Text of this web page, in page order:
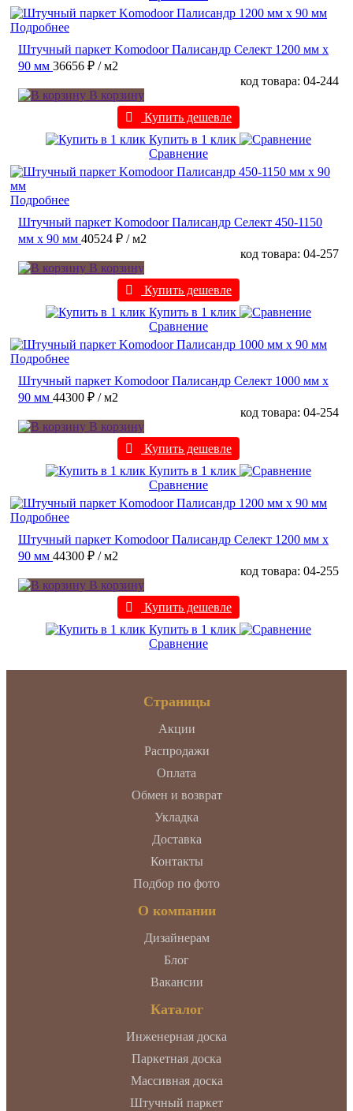
Подробнее
Штучный паркет Komodoor Палисандр Селект 1200 мм х
90 мм 36656 ₽ / м2
код товара: 04-244
В корзину
Купить дешевле
Купить в 1 клик
Сравнение
Подробнее
Штучный паркет Komodoor Палисандр Селект 450-1150
мм х 90 мм 40524 ₽ / м2
код товара: 04-257
В корзину
Купить дешевле
Купить в 1 клик
Сравнение
Подробнее
Штучный паркет Komodoor Палисандр Селект 1000 мм х
90 мм 44300 ₽ / м2
код товара: 04-254
В корзину
Купить дешевле
Купить в 1 клик
Сравнение
Подробнее
Штучный паркет Komodoor Палисандр Селект 1200 мм х
90 мм 44300 ₽ / м2
код товара: 04-255
В корзину
Купить дешевле
Купить в 1 клик
Сравнение
Страницы
Акции
Распродажи
Оплата
Обмен и возврат
Укладка
Доставка
Контакты
Подбор по фото
О компании
Дизайнерам
Блог
Вакансии
Каталог
Инженерная доска
Паркетная доска
Массивная доска
Штучный паркет